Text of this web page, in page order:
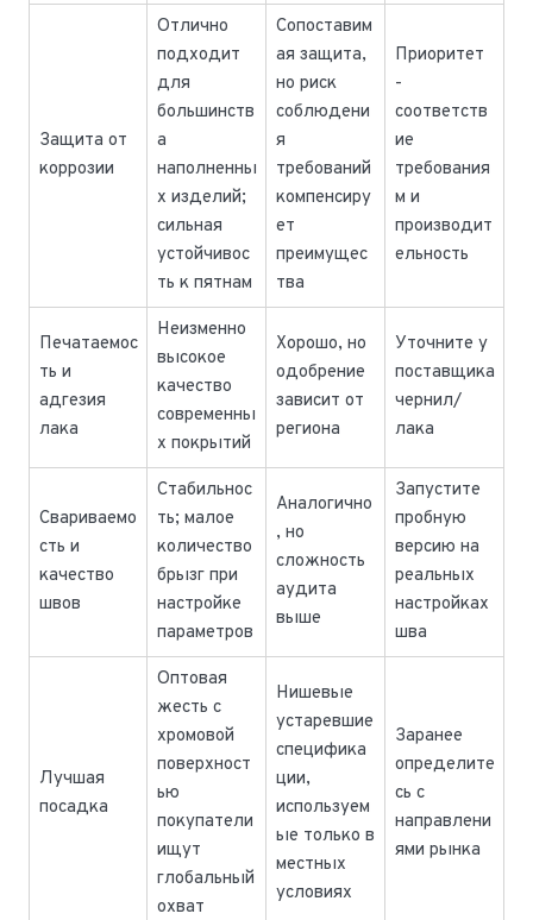
Защита от
коррозии
Отлично
подходит
для
большинств
а
наполненны
х изделий;
сильная
устойчивос
ть к пятнам
Сопоставим
ая защита,
но риск
соблюдени
я
требований
компенсиру
ет
преимущес
тва
Приоритет
-
соответств
ие
требования
м и
производит
ельность
Печатаемос
ть и
адгезия
лака
Неизменно
высокое
качество
современны
х покрытий
Хорошо, но
одобрение
зависит от
региона
Уточните у
поставщика
чернил/
лака
Свариваемо
сть и
качество
швов
Стабильнос
ть; малое
количество
брызг при
настройке
параметров
Аналогично
, но
сложность
аудита
выше
Запустите
пробную
версию на
реальных
настройках
шва
Лучшая
посадка
Оптовая
жесть с
хромовой
поверхност
ью
покупатели
ищут
глобальный
охват
Нишевые
устаревшие
специфика
ции,
используем
ые только в
местных
условиях
Заранее
определите
сь с
направлени
ями рынка